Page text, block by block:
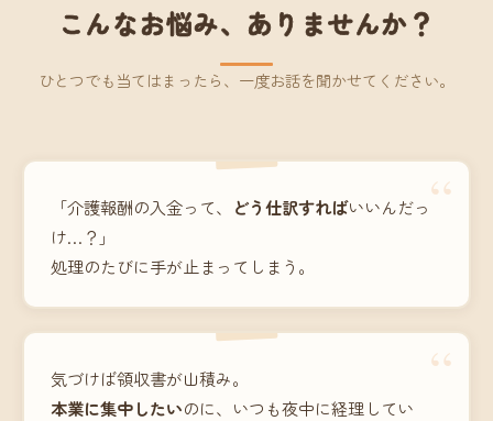
こんなお悩み、ありませんか？
ひとつでも当てはまったら、一度お話を聞かせてください。
“
「介護報酬の入金って、 どう仕訳すればいいんだっ
け…？」
処理のたびに手が止まってしまう。
“
気づけば領収書が山積み。
本業に集中したいのに、いつも夜中に経理してい